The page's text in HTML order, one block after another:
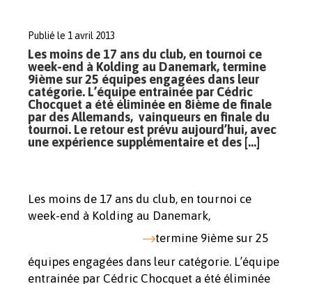
Publié le 1 avril 2013
Les moins de 17 ans du club, en tournoi ce
week-end à Kolding au Danemark, termine
9ième sur 25 équipes engagées dans leur
catégorie. L’équipe entrainée par Cédric
Chocquet a été éliminée en 8ième de finale
par des Allemands, vainqueurs en finale du
tournoi. Le retour est prévu aujourd’hui, avec
une expérience supplémentaire et des […]
Les moins de 17 ans du club, en tournoi ce
week-end à Kolding au Danemark,
termine 9ième sur 25
équipes engagées dans leur catégorie. L’équipe
entrainée par Cédric Chocquet a été éliminée